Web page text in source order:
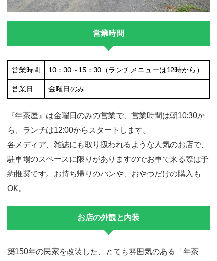
営業時間
営業時間 10：30～15：30（ランチメニューは12時から）
営業日 金曜日のみ
『年茶屋』は金曜日のみの営業で、営業時間は朝10:30か
ら、ランチは12:00からスタートします。
各メディア、雑誌にも取り扱われるような人気のお店で、
駐車場のスペースに限りがありますのでお車で来る際は予
約推奨です。お持ち帰りのパンや、おやつだけの購入も
OK。
お店の外観と内装
築150年の民家を改装した、とても雰囲気のある「年茶